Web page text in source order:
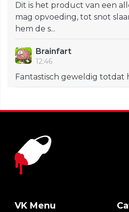
Dit is het product van een
mag opvoeding, tot snot
hem de s...
Brainfart
12:46
Fantastisch geweldig totdat
VK Menu